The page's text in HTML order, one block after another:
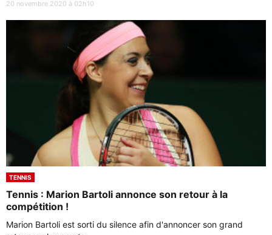
20 novembre 2020 à 02h10
TENNIS
Tennis : Marion Bartoli annonce son retour à la
compétition !
Marion Bartoli est sorti du silence afin d'annoncer son grand